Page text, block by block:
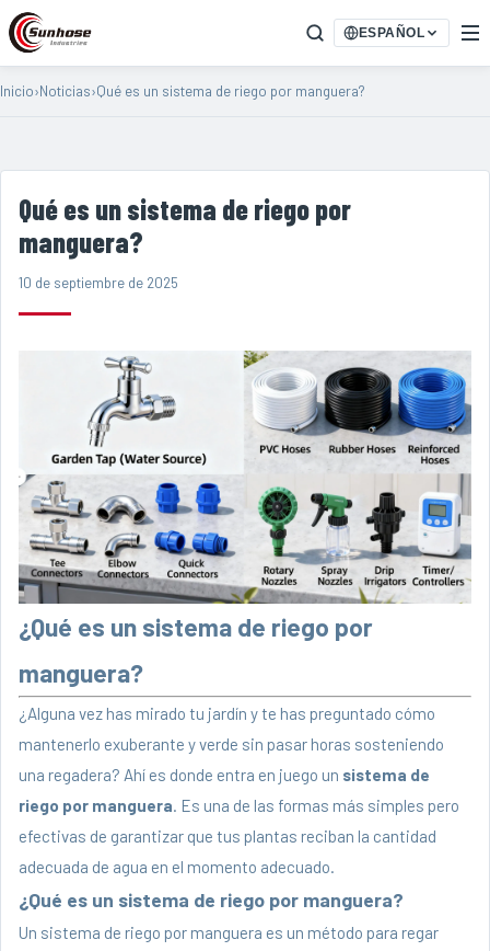
ESPAÑOL
Inicio›Noticias›Qué es un sistema de riego por manguera?
Qué es un sistema de riego por
manguera?
10 de septiembre de 2025
¿Qué es un sistema de riego por
manguera?
¿Alguna vez has mirado tu jardín y te has preguntado cómo
mantenerlo exuberante y verde sin pasar horas sosteniendo
una regadera? Ahí es donde entra en juego un sistema de
riego por manguera. Es una de las formas más simples pero
efectivas de garantizar que tus plantas reciban la cantidad
adecuada de agua en el momento adecuado.
¿Qué es un sistema de riego por manguera?
Un sistema de riego por manguera es un método para regar